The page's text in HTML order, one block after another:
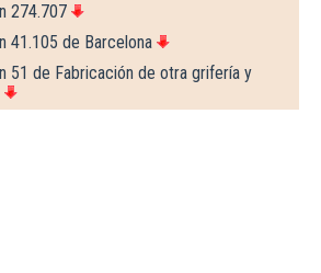
274.707
41.105 de Barcelona
51 de Fabricación de otra grifería y